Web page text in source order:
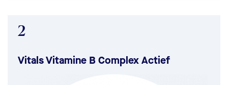
2
Vitals Vitamine B Complex Actief